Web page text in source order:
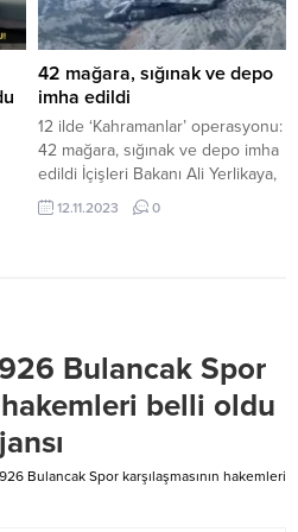
baharın müjdecisi olarak kabul
edilen ve sırasıyla havaya, suya
ve toprağa düştüğüne inanılan
sıcaklık artışlarını ifade eden...
42 mağara, sığınak ve depo
imha edildi
12 ilde ‘Kahramanlar’ operasyonu:
42 mağara, sığınak ve depo imha
edildi İçişleri Bakanı Ali Yerlikaya,
sosyal medya hesabı üzerinden
yaptığı paylaşımla, Bölücü Terör
Erzincan, Muş, Van, Bingöl, Hatay,
Hakkari, Kars, Mardin, Tunceli,
Siirt...
12.11.2023 0
Bulancak Spor
hakemleri belli oldu
Bulancak Spor karşılaşmasının hakemleri